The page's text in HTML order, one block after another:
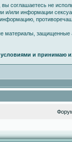
соглашаетесь не
и/или информации
материалы, защищенные
и принимаю